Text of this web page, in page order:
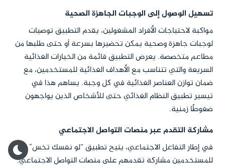
تسهيل الوصول إلى الوجبات الجاهزة الصحية
مواكبة لاحتياجات الأفراد المشغولين، يقدم التطبيق توصيات
لوجبات جاهزة وصحية يمكن تحضيرها بسرعة أو حتى طلبها من
مطاعم متخصصة. يعرض التطبيق قائمة من الخيارات الغذائية
السريعة والتي تتناسب مع الأهداف الغذائية للمستخدمين، مع
ضمان توازن العناصر الغذائية في كل وجبة. يساهم هذا في
تيسير تطبيق النظام الغذائي حتى للأشخاص الذين يواجهون
ضغوطًا زمنية.
مشاركة التقدم عبر منصات التواصل الاجتماعي
في إطار التفاعل الاجتماعي، يتيح تطبيق “لو نفسك تخس”
للمستخدمين مشاركة تقدمهم على منصات التواصل الاجتماعي.